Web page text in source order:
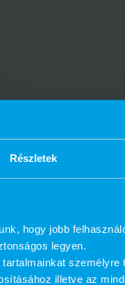
Részletek
hogy jobb
legyen.
személyre
illetve az